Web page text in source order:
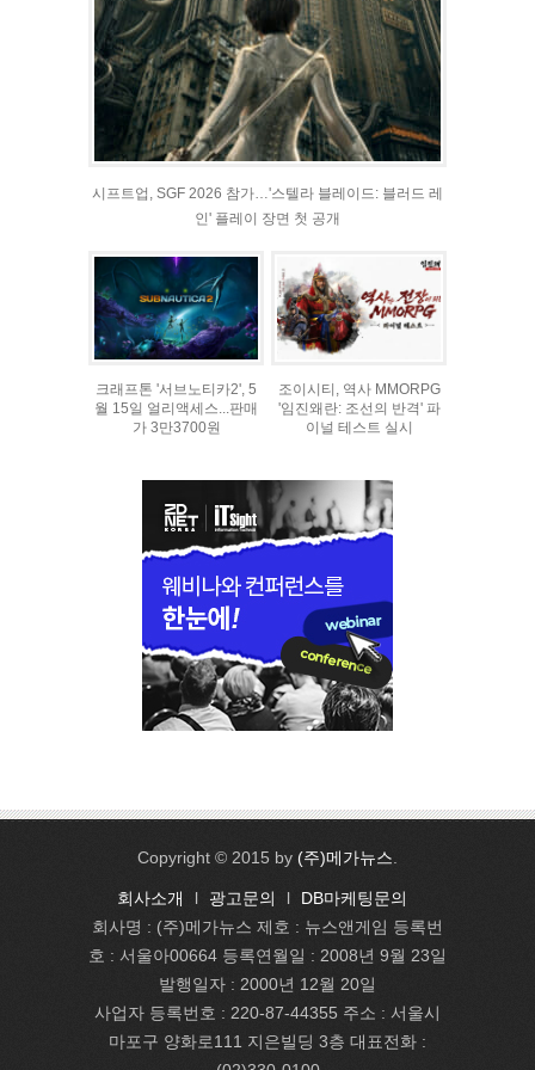
시프트업, SGF 2026 참가…'스텔라 블레이드: 블러드 레
인' 플레이 장면 첫 공개
크래프톤 '서브노티카2', 5
월 15일 얼리액세스...판매
가 3만3700원
조이시티, 역사 MMORPG
'임진왜란: 조선의 반격' 파
이널 테스트 실시
Copyright © 2015 by (주)메가뉴스.
회사소개 l 광고문의 l
DB마케팅문의
회사명 : (주)메가뉴스 제호 : 뉴스앤게임 등록번
호 : 서울아00664 등록연월일 : 2008년 9월 23일
발행일자 : 2000년 12월 20일
사업자 등록번호 : 220-87-44355 주소 : 서울시
마포구 양화로111 지은빌딩 3층 대표전화 :